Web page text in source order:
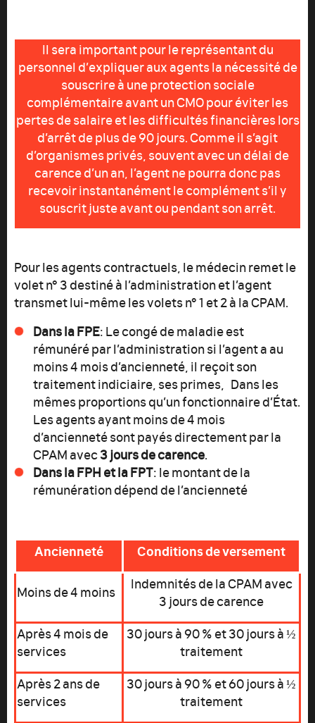
Il sera important pour le représentant du
personnel d’expliquer aux agents la nécessité de
souscrire à une protection sociale
complémentaire avant un CMO pour éviter les
pertes de salaire et les difficultés financières lors
d’arrêt de plus de 90 jours. Comme il s’agit
d’organismes privés, souvent avec un délai de
carence d’un an, l’agent ne pourra donc pas
recevoir instantanément le complément s’il y
souscrit juste avant ou pendant son arrêt.
Pour les agents contractuels, le médecin remet le
volet n° 3 destiné à l’administration et l’agent
transmet lui-même les volets n° 1 et 2 à la CPAM.
Dans la FPE: Le congé de maladie est
rémunéré par l’administration si l’agent a au
moins 4 mois d’ancienneté, il reçoit son
traitement indiciaire, ses primes, Dans les
mêmes proportions qu’un fonctionnaire d’État.
Les agents ayant moins de 4 mois
d’ancienneté sont payés directement par la
CPAM avec3 jours de carence.
Dans la FPH et la FPT: le montant de la
rémunération dépend de l’ancienneté
Ancienneté Conditions de versement
Moins de 4 moins
Indemnités de la CPAM avec
3 jours de carence
Après 4 mois de
services
30 jours à 90 % et 30 jours à ½
traitement
Après 2 ans de
services
30 jours à 90 % et 60 jours à ½
traitement